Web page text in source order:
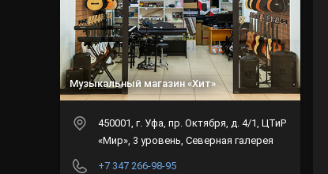
Музыкальный магазин «Хит»
450001 , г. Уфа пр. Октября, д. 4/1, ЦТиР
«Мир», 3 уровень, Северная галерея
+7 347 266-98-95